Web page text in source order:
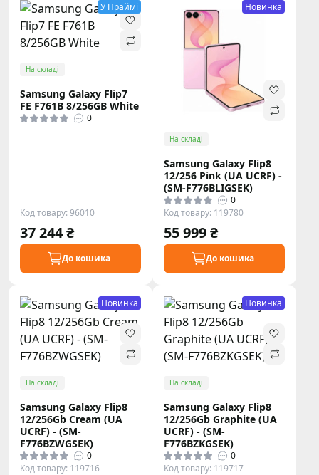
У Праймі
На складі
Samsung Galaxy Flip7
FE F761B 8/256GB White
0
Код товару: 96010
37 244 ₴
До кошика
Новинка
На складі
Samsung Galaxy Flip8
12/256 Pink (UA UCRF) -
(SM-F776BLIGSEK)
0
Код товару: 119780
55 999 ₴
До кошика
Новинка
На складі
Samsung Galaxy Flip8
12/256Gb Cream (UA
UCRF) - (SM-
F776BZWGSEK)
0
Код товару: 119716
Новинка
На складі
Samsung Galaxy Flip8
12/256Gb Graphite (UA
UCRF) - (SM-
F776BZKGSEK)
0
Код товару: 119717